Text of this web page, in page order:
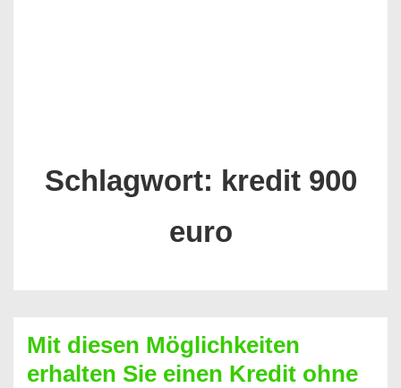
Schlagwort: kredit 900
euro
Mit diesen Möglichkeiten
erhalten Sie einen Kredit ohne